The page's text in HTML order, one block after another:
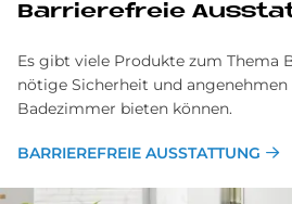
Bar­rie­re­freie
Es gibt viele Produkte zum Thema
nötige Sicherheit und
Badezimmer bieten können.
BARRIEREFREIE AUSSTATTUNG